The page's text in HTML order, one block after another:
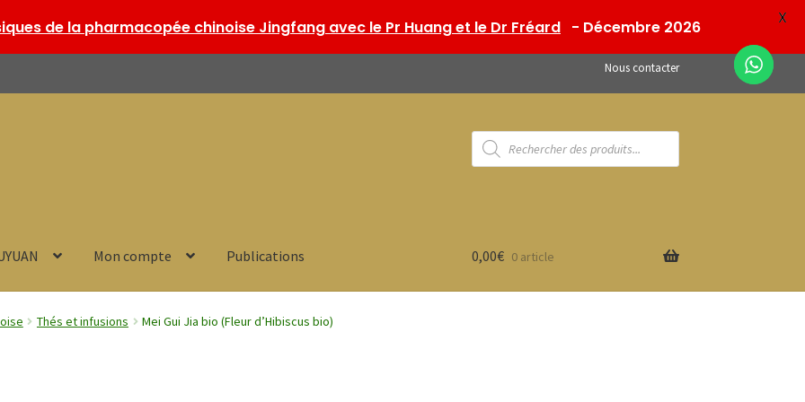
Nous contacter
Recherche
de
produits
Mon compte Publications 0,00€ 0 article
Thés et infusions Mei Gui Jia bio (Fleur d’Hibiscus bio)
de la pharmacopée chinoise Jingfang avec le Pr Huang et le Dr Fréard - Décembre 2026 X